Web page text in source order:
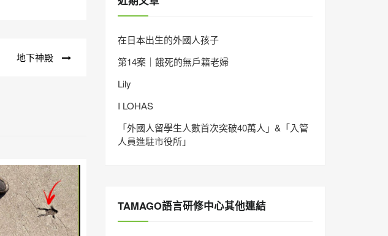
地下神殿
在日本出生的外國人孩子
第14案｜餓死的無戶籍老婦
Lily
I LOHAS
「外國人留學生人數首次突破40萬人」&「入管
人員進駐市役所」
TAMAGO語言研修中心其他連結